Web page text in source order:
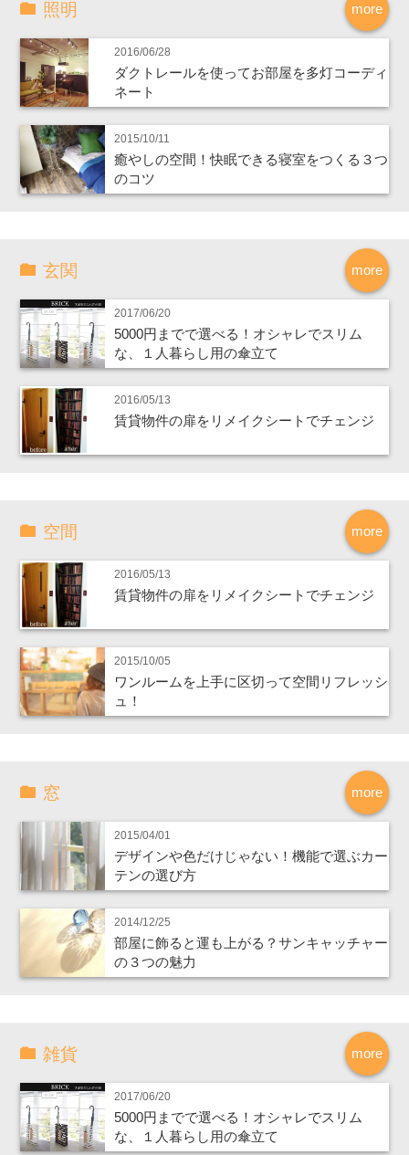
more
照明
2016/06/28
ダクトレールを使ってお部屋を多灯コーディ
ネート
2015/10/11
癒やしの空間！快眠できる寝室をつくる３つ
のコツ
more
玄関
2017/06/20
5000円までで選べる！オシャレでスリム
な、１人暮らし用の傘立て
2016/05/13
賃貸物件の扉をリメイクシートでチェンジ
more
空間
2016/05/13
賃貸物件の扉をリメイクシートでチェンジ
2015/10/05
ワンルームを上手に区切って空間リフレッシ
ュ！
more
窓
2015/04/01
デザインや色だけじゃない！機能で選ぶカー
テンの選び方
2014/12/25
部屋に飾ると運も上がる？サンキャッチャー
の３つの魅力
more
雑貨
2017/06/20
5000円までで選べる！オシャレでスリム
な、１人暮らし用の傘立て